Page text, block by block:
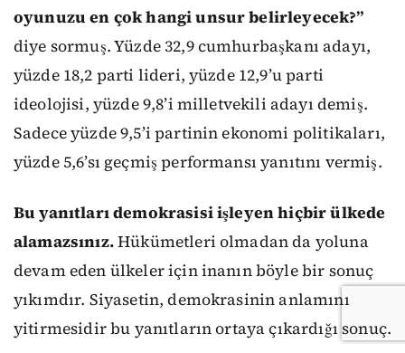
oyunuzu en çok hangi unsur belirleyecek?”
diye sormuş. Yüzde 32,9 cumhurbaşkanı adayı,
yüzde 18,2 parti lideri, yüzde 12,9’u parti
ideolojisi, yüzde 9,8’i milletvekili adayı demiş.
Sadece yüzde 9,5’i partinin ekonomi politikaları,
yüzde 5,6’sı geçmiş performansı yanıtını vermiş.
Bu yanıtları demokrasisi işleyen hiçbir ülkede
alamazsınız.Hükümetleri olmadan da yoluna
devam eden ülkeler için inanın böyle bir sonuç
yıkımdır. Siyasetin, demokrasinin anlamını
yitirmesidir bu yanıtların ortaya çıkardığı sonuç.